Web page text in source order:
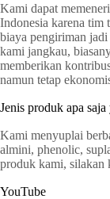
Kami dapat
Indonesia karena tim
biaya pengiriman
kami jangkau,
memberikan
namun tetap
Jenis produk apa
Kami menyuplai
almini, phenolic,
produk kami, silakan
YouTube